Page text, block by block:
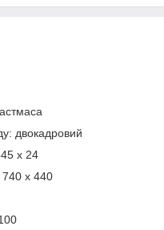
двокадровий
х 24
х 440